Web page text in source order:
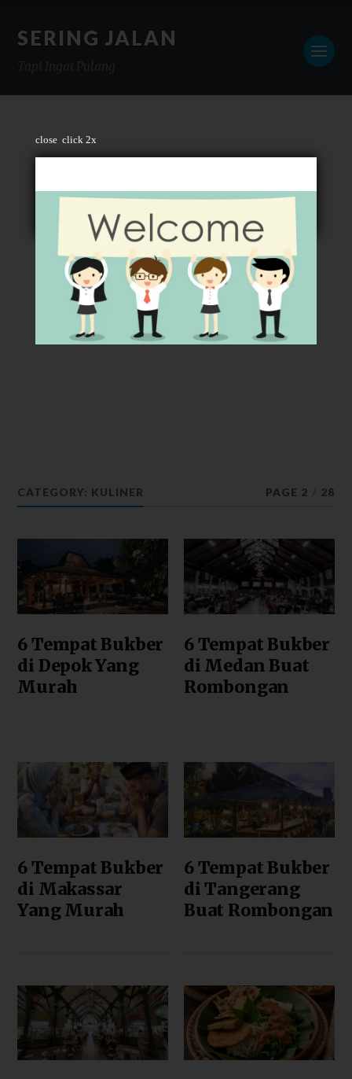
close click 2x
SERING JALAN
CATEGORY: KULINER PAGE 2 28
6 Tempat Bukber
di Depok Yang
Murah
6 Tempat Bukber
di Medan Buat
Rombongan
6 Tempat Bukber
di Makassar
Yang Murah
6 Tempat Bukber
di Tangerang
Buat Rombongan